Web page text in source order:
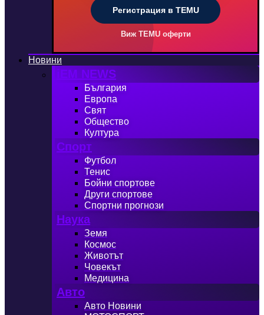
Регистрация в TEMU
Виж TEMU оферти
Новини
iEM NEWS
България
Европа
Свят
Общество
Култура
Спорт
Футбол
Тенис
Бойни спортове
Други спортове
Спортни прогнози
Наука
Земя
Космос
Животът
Човекът
Медицина
Авто
Авто Новини